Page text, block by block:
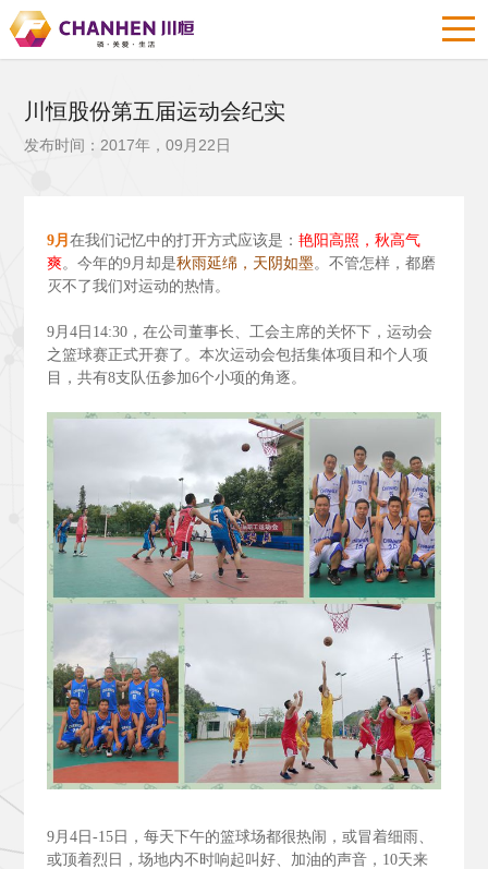
川恒股份第五届运动会纪实
发布时间：2017年，09月22日
9月 在我们记忆中的打开方式应该是： 艳阳高照，秋高气
爽。今年的9月却是秋雨延绵，天阴如墨。不管怎样，都磨
灭不了我们对运动的热情。
9月4日14:30，在公司董事长、工会主席的关怀下，运动会
之篮球赛正式开赛了。本次运动会包括集体项目和个人项
目，共有8支队伍参加6个小项的角逐。
9月4日-15日，每天下午的篮球场都很热闹，或冒着细雨、
或顶着烈日，场地内不时响起叫好、加油的声音，10天来